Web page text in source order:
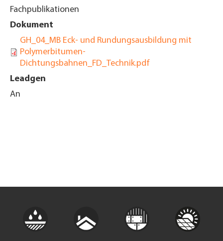
Fachpublikationen
Dokument
GH_04_MB Eck- und Rundungsausbildung mit
Polymerbitumen-
Dichtungsbahnen_FD_Technik.pdf
Leadgen
An